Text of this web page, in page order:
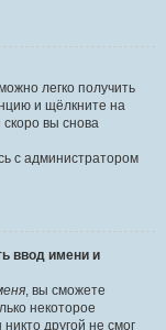
легко получить
и щёлкните на
вы снова
с администратором
ввод имени и
, вы сможете
некоторое
другой не смог